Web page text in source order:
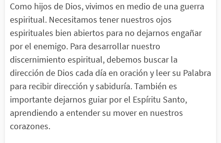
Como hijos de Dios, vivimos en medio de una guerra
espiritual. Necesitamos tener nuestros ojos
espirituales bien abiertos para no dejarnos engañar
por el enemigo. Para desarrollar nuestro
discernimiento espiritual, debemos buscar la
dirección de Dios cada día en oración y leer su Palabra
para recibir dirección y sabiduría. También es
importante dejarnos guiar por el Espíritu Santo,
aprendiendo a entender su mover en nuestros
corazones.